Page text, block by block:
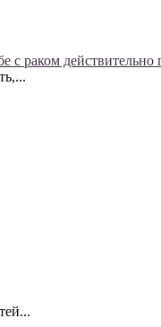
с раком действительно